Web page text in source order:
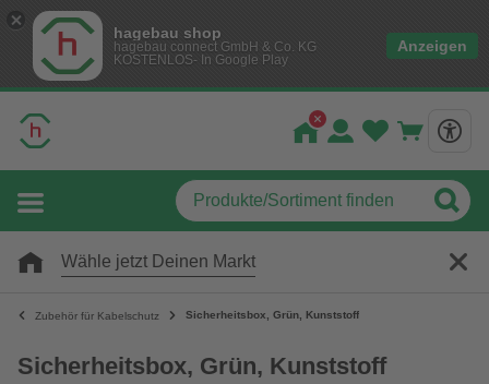
hagebau shop
hagebau connect GmbH & Co. KG
KOSTENLOS- In Google Play
Anzeigen
Wähle jetzt Deinen Markt
Zubehör für Kabelschutz Sicherheitsbox, Grün, Kunststoff
Sicherheitsbox, Grün, Kunststoff